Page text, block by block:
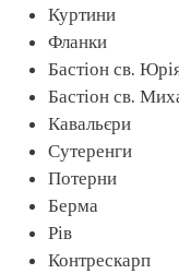
Куртини
Фланки
Бастіон св.
Бастіон св.
Кавальєри
Сутеренги
Потерни
Берма
Рів
Контрескарп